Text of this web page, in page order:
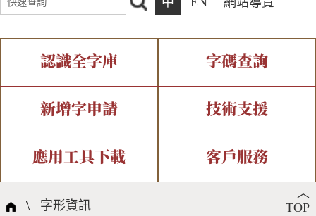
認識全字庫
全字庫介紹 全字庫現況
中文碼介紹 專有名詞介紹
國際字碼相關組織
字碼查詢
IDS查詢 部件查詢
複合查詢 注音查詢
筆畫查詢
新增字申請
新字申請處理流程
技術支援
字形即時顯示 造字解決方案
全字庫授權 轉碼Web Service
應用工具下載
個人電腦造字處理工具
客戶服務
問題集
︿
TOP
\ 字形資訊